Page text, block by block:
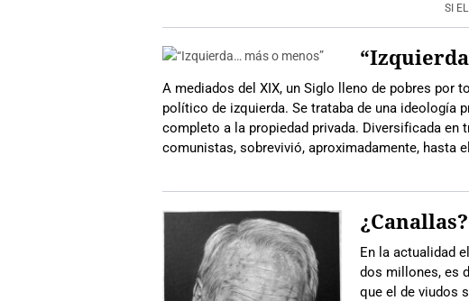
SI
A mediados del XIX, un Siglo lleno de pobres por
político de izquierda. Se trataba de una ideología
completo a la propiedad privada. Diversificada en
comunistas, sobrevivió, aproximadamente, hasta
En la actualidad
dos millones, es
que el de viudos